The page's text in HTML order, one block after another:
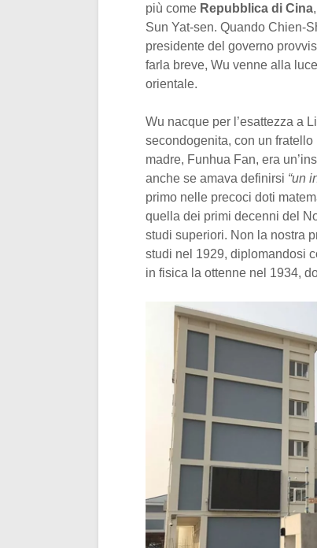
più come Repubblica di Cina
Sun Yat-sen. Quando Chien-
presidente del governo
farla breve, Wu venne alla
orientale.
Wu nacque per l’esattezza a
secondogenita, con un
madre, Funhua Fan, era
anche se amava definirsi “un
primo nelle precoci doti
quella dei primi decenni del
studi superiori. Non la nostra
studi nel 1929, diplomandosi
in fisica la ottenne nel 1934,